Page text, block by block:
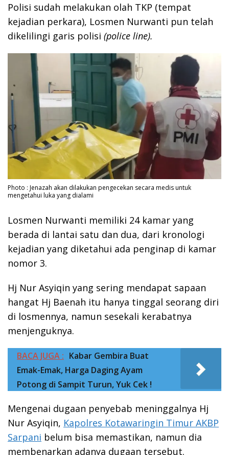
Polisi sudah melakukan olah TKP (tempat
kejadian perkara), Losmen Nurwanti pun telah
dikelilingi garis polisi (police line).
Photo : Jenazah akan dilakukan pengecekan secara medis untuk
mengetahui luka yang dialami
Losmen Nurwanti memiliki 24 kamar yang
berada di lantai satu dan dua, dari kronologi
kejadian yang diketahui ada penginap di kamar
nomor 3.
Hj Nur Asyiqin yang sering mendapat sapaan
hangat Hj Baenah itu hanya tinggal seorang diri
di losmennya, namun sesekali kerabatnya
menjenguknya.
BACA JUGA : Kabar Gembira Buat
Emak-Emak, Harga Daging Ayam
Potong di Sampit Turun, Yuk Cek !
Mengenai dugaan penyebab meninggalnya Hj
Nur Asyiqin, Kapolres Kotawaringin Timur AKBP
Sarpani belum bisa memastikan, namun dia
membenarkan adanya dugaan tersebut.